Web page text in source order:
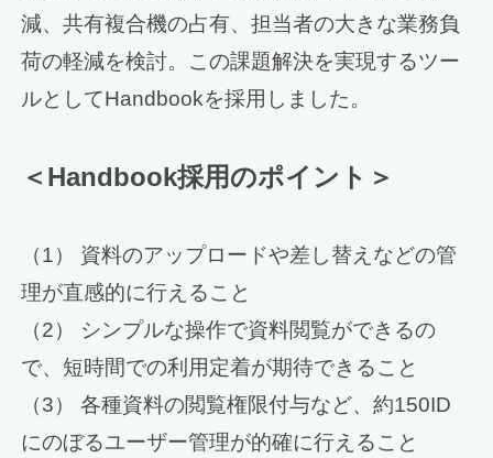
減、共有複合機の占有、担当者の大きな業務負
荷の軽減を検討。この課題解決を実現するツー
ルとしてHandbookを採用しました。
＜Handbook採用のポイント＞
（1） 資料のアップロードや差し替えなどの管
理が直感的に行えること
（2） シンプルな操作で資料閲覧ができるの
で、短時間での利用定着が期待できること
（3） 各種資料の閲覧権限付与など、約150ID
にのぼるユーザー管理が的確に行えること